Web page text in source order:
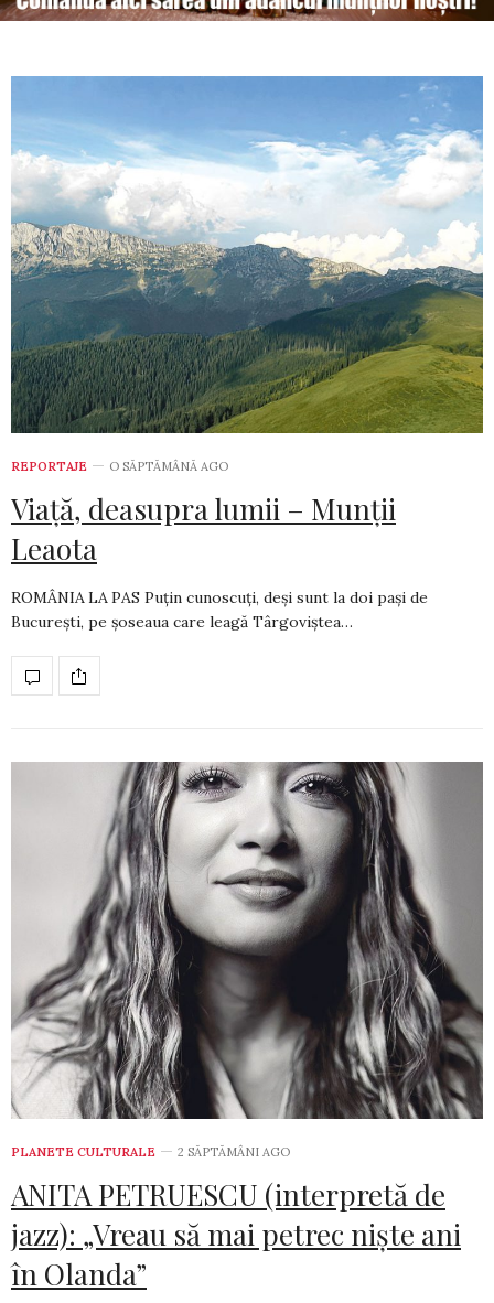
REPORTAJE O SĂPTĂMÂNĂ AGO
Viață, deasupra lumii – Munții
Leaota
ROMÂNIA LA PAS Puțin cunoscuți, deși sunt la doi pași de
București, pe șoseaua care leagă Târgoviștea…
PLANETE CULTURALE 2 SĂPTĂMÂNI AGO
ANITA PETRUESCU (interpretă de
jazz): „Vreau să mai petrec niște ani
în Olanda”